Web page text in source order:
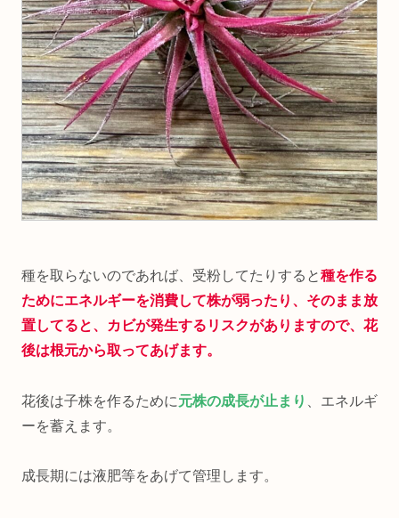
種を取らないのであれば、受粉してたりすると種を作る
ためにエネルギーを消費して株が弱ったり、そのまま放
置してると、カビが発生するリスクがありますので、花
後は根元から取ってあげます。
花後は子株を作るために元株の成長が止まり
、エネルギ
ーを蓄えます。
成長期には液肥等をあげて管理します。